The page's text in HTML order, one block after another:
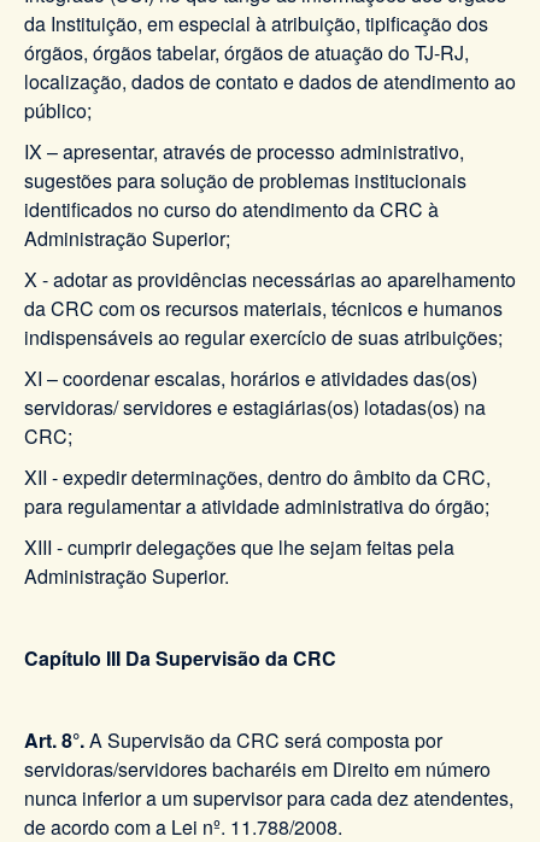
da Instituição, em especial à atribuição, tipificação dos
órgãos, órgãos tabelar, órgãos de atuação do TJ-RJ,
localização, dados de contato e dados de atendimento ao
público;
IX – apresentar, através de processo administrativo,
sugestões para solução de problemas institucionais
identificados no curso do atendimento da CRC à
Administração Superior;
X - adotar as providências necessárias ao aparelhamento
da CRC com os recursos materiais, técnicos e humanos
indispensáveis ao regular exercício de suas atribuições;
XI – coordenar escalas, horários e atividades das(os)
servidoras/ servidores e estagiárias(os) lotadas(os) na
CRC;
XII - expedir determinações, dentro do âmbito da CRC,
para regulamentar a atividade administrativa do órgão;
XIII - cumprir delegações que lhe sejam feitas pela
Administração Superior.
Capítulo III Da Supervisão da CRC
Art. 8°.A Supervisão da CRC será composta por
servidoras/servidores bacharéis em Direito em número
nunca inferior a um supervisor para cada dez atendentes,
de acordo com a Lei nº. 11.788/2008.